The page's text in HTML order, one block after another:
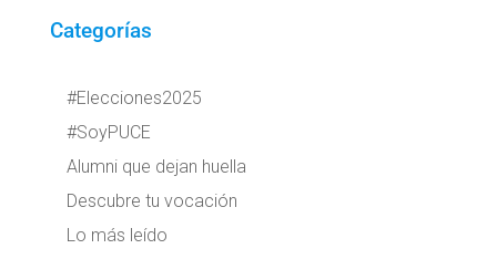
Categorías
#Elecciones2025
#SoyPUCE
Alumni que dejan huella
Descubre tu vocación
Lo más leído